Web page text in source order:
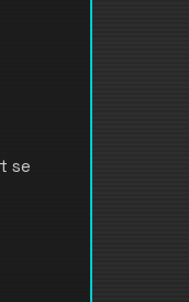
se